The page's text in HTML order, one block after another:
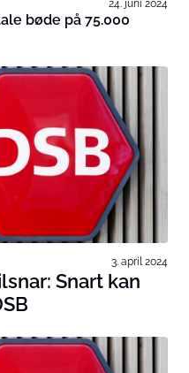
24. juni 2024
bøde på 75.000
3. april 2024
Snart kan